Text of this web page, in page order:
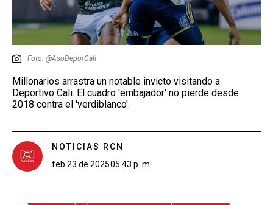
Foto: @AsoDeporCali
Millonarios arrastra un notable invicto visitando a
Deportivo Cali. El cuadro 'embajador' no pierde desde
2018 contra el 'verdiblanco'.
NOTICIAS RCN
feb 23 de 202505:43 p. m.